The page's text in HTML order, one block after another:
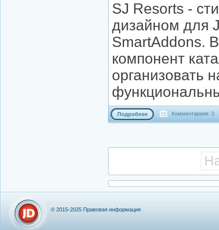
SJ Resorts -
дизайном для
SmartAddons.
компонент
организовать
Подробнее Комментариев: 3
© 2015-2025 Правовая информация